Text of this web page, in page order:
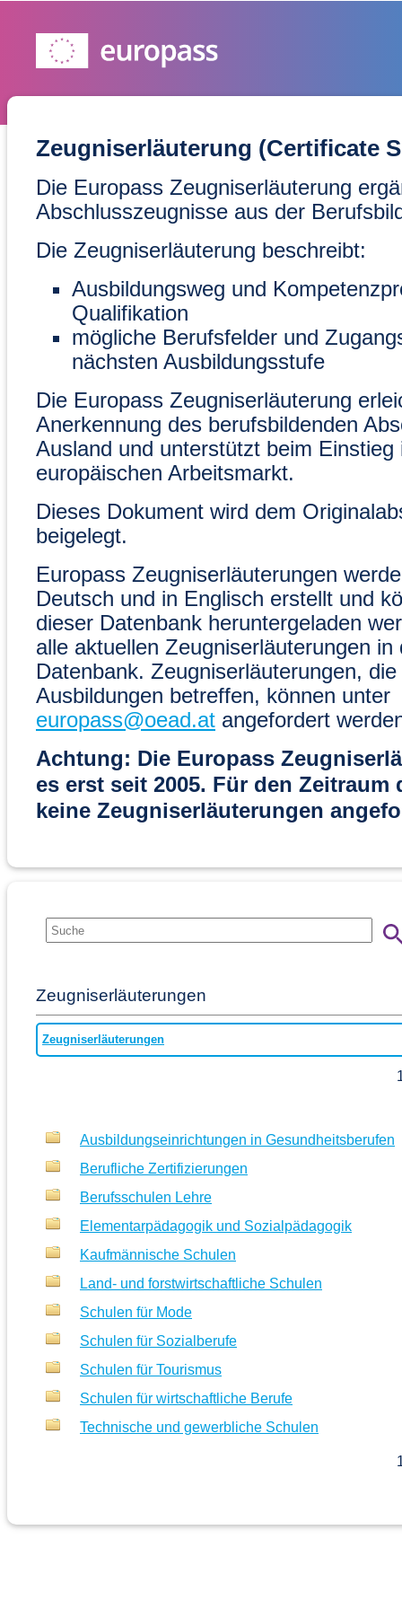
Zeugniserläuterung (Certificate
Die Europass Zeugniserläuterung
Abschlusszeugnisse aus der
Die Zeugniserläuterung beschreibt:
Ausbildungsweg und
Qualifikation
mögliche Berufsfelder und
nächsten Ausbildungsstufe
Die Europass Zeugniserläuterung
Anerkennung des berufsbildenden
Ausland und unterstützt beim Einstieg
europäischen Arbeitsmarkt.
Dieses Dokument wird dem
beigelegt.
Europass Zeugniserläuterungen
Deutsch und in Englisch erstellt und
dieser Datenbank heruntergeladen
alle aktuellen Zeugniserläuterungen in
Datenbank. Zeugniserläuterungen,
Ausbildungen betreffen, können unter
europass@oead.at angefordert
Achtung: Die Europass
es erst seit 2005. Für den Zeitraum
keine Zeugniserläuterungen
Zeugniserläuterungen
Zeugniserläuterungen
Ausbildungseinrichtungen in Gesundheitsberufen
Berufliche Zertifizierungen
Berufsschulen Lehre
Elementarpädagogik und Sozialpädagogik
Kaufmännische Schulen
Land- und forstwirtschaftliche Schulen
Schulen für Mode
Schulen für Sozialberufe
Schulen für Tourismus
Schulen für wirtschaftliche Berufe
Technische und gewerbliche Schulen